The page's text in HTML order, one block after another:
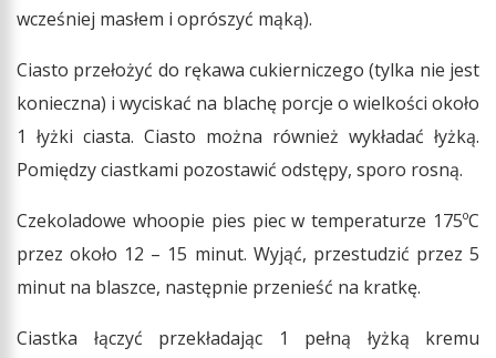
wcześniej masłem i oprószyć mąką).
Ciasto przełożyć do rękawa cukierniczego (tylka nie jest
konieczna) i wyciskać na blachę porcje o wielkości około
1 łyżki ciasta. Ciasto można również wykładać łyżką.
Pomiędzy ciastkami pozostawić odstępy, sporo rosną.
Czekoladowe whoopie pies piec w temperaturze 175ºC
przez około 12 – 15 minut. Wyjąć, przestudzić przez 5
minut na blaszce, następnie przenieść na kratkę.
Ciastka łączyć przekładając 1 pełną łyżką kremu